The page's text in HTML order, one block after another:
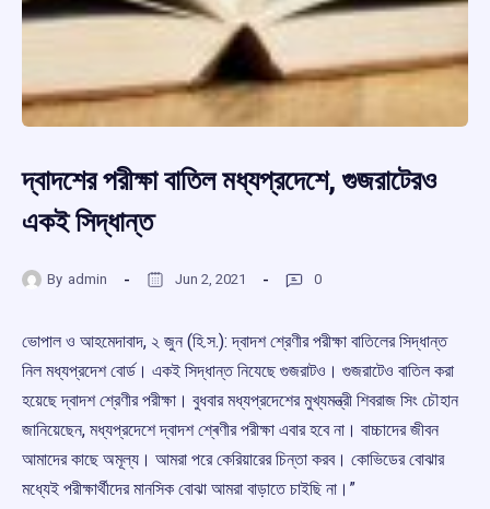
দ্বাদশের পরীক্ষা বাতিল মধ্যপ্রদেশে, গুজরাটেরও
একই সিদ্ধান্ত
By admin Jun 2, 2021 0
ভোপাল ও আহমেদাবাদ, ২ জুন (হি.স.): দ্বাদশ শ্রেণীর পরীক্ষা বাতিলের সিদ্ধান্ত
নিল মধ্যপ্রদেশ বোর্ড। একই সিদ্ধান্ত নিযেছে গুজরাটও। গুজরাটেও বাতিল করা
হয়েছে দ্বাদশ শ্রেণীর পরীক্ষা। বুধবার মধ্যপ্রদেশের মুখ্যমন্ত্রী শিবরাজ সিং চৌহান
জানিয়েছেন, মধ্যপ্রদেশে দ্বাদশ শ্ৰেণীর পরীক্ষা এবার হবে না। বাচ্চাদের জীবন
আমাদের কাছে অমূল্য। আমরা পরে কেরিয়ারের চিন্তা করব। কোভিডের বোঝার
মধ্যেই পরীক্ষার্থীদের মানসিক বোঝা আমরা বাড়াতে চাইছি না।”